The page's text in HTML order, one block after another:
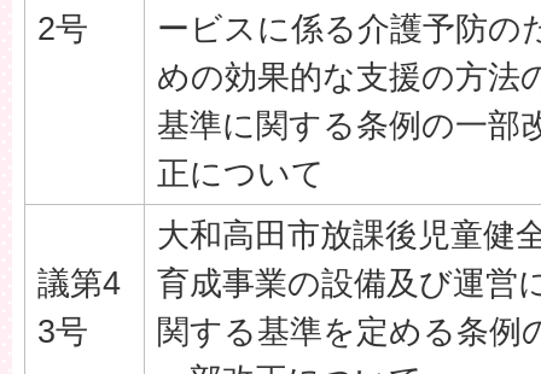
2号
ービスに係る介護予防の
めの効果的な支援の方法
基準に関する条例の一部
正について
議第4
3号
大和高田市放課後児童健
育成事業の設備及び運営
関する基準を定める条例